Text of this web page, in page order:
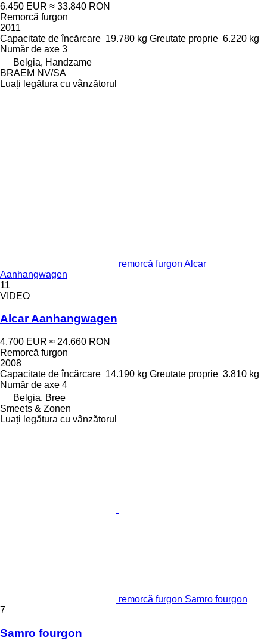
6.450 EUR ≈ 33.840 RON
Remorcă furgon
2011
Capacitate de încărcare 19.780 kg Greutate proprie 6.220 kg
Număr de axe 3
Belgia, Handzame
BRAEM NV/SA
Luați legătura cu vânzătorul
remorcă furgon Alcar
Aanhangwagen
11
VIDEO
Alcar Aanhangwagen
4.700 EUR ≈ 24.660 RON
Remorcă furgon
2008
Capacitate de încărcare 14.190 kg Greutate proprie 3.810 kg
Număr de axe 4
Belgia, Bree
Smeets & Zonen
Luați legătura cu vânzătorul
remorcă furgon Samro fourgon
7
Samro fourgon